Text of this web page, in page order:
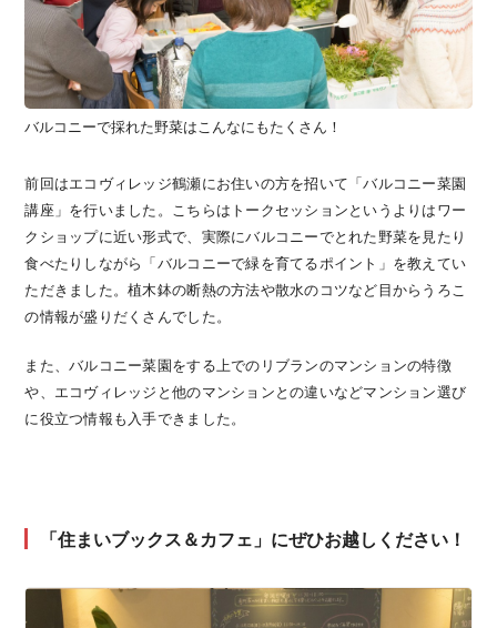
バルコニーで採れた野菜はこんなにもたくさん！
前回はエコヴィレッジ鶴瀬にお住いの方を招いて「バルコニー菜園
講座」を行いました。こちらはトークセッションというよりはワー
クショップに近い形式で、実際にバルコニーでとれた野菜を見たり
食べたりしながら「バルコニーで緑を育てるポイント」を教えてい
ただきました。植木鉢の断熱の方法や散水のコツなど目からうろこ
の情報が盛りだくさんでした。
また、バルコニー菜園をする上でのリブランのマンションの特徴
や、エコヴィレッジと他のマンションとの違いなどマンション選び
に役立つ情報も入手できました。
「住まいブックス＆カフェ」にぜひお越しください！